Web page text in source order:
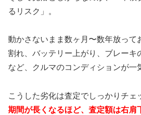
るリスク」。
動かさないまま数ヶ月〜数年放って
割れ、バッテリー上がり、ブレーキ
など、クルマのコンディションが一
こうした劣化は査定でしっかりチェ
期間が長くなるほど、査定額は右肩